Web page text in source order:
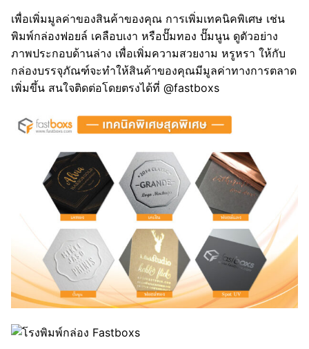
เพื่อเพิ่มมูลค่าของสินค้าของคุณ การเพิ่มเทคนิคพิเศษ เช่น
พิมพ์กล่องฟอยล์ เคลือบเงา หรือปั๊มทอง ปั๊มนูน ดูตัวอย่าง
ภาพประกอบด้านล่าง เพื่อเพิ่มความสวยงาม หรูหรา ให้กับ
กล่องบรรจุภัณฑ์จะทำให้สินค้าของคุณมีมูลค่าทางการตลาด
เพิ่มขึ้น สนใจติดต่อโดยตรงได้ที่ @fastboxs